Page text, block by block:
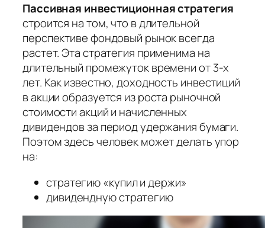
Пассивная инвестиционная стратегия
строится на том, что в длительной
перспективе фондовый рынок всегда
растет. Эта стратегия применима на
длительный промежуток времени от 3-х
лет. Как известно, доходность инвестиций
в акции образуется из роста рыночной
стоимости акций и начисленных
дивидендов за период удержания бумаги.
Поэтом здесь человек может делать упор
на:
стратегию «купил и держи»
дивидендную стратегию